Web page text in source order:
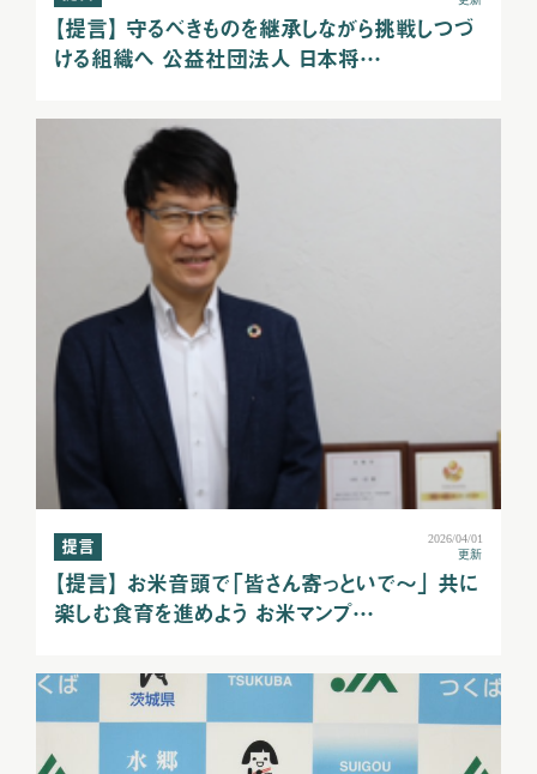
【提言】 守るべきものを継承しながら挑戦しつづ
ける組織へ 公益社団法人 日本将…
提言
2026/04/01
更新
【提言】 お米音頭で「皆さん寄っといで～」 共に
楽しむ食育を進めよう お米マンプ…